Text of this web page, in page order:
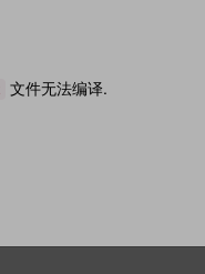
文件无法编译.